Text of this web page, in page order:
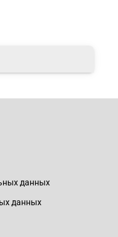
данных
данных